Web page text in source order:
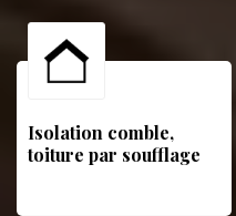
Isolation comble,
toiture par soufflage